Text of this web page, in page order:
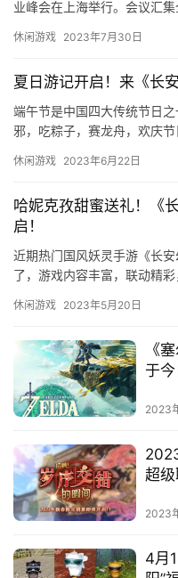
海
站
文
(
中
国
)
业峰会在上海举行。会议汇
休闲游戏 2023年7月30日
夏日游记开启！来《长
端午节是中国四大传统节日
邪，吃粽子，赛龙舟，欢庆
启，不…
休闲游戏 2023年6月22日
哈妮克孜甜蜜送礼！《
启！
近期热门国风妖灵手游《长
了，游戏内容丰富，联动精
事情…
休闲游戏 2023年5月20日
《
于
2023
超
2023
4月